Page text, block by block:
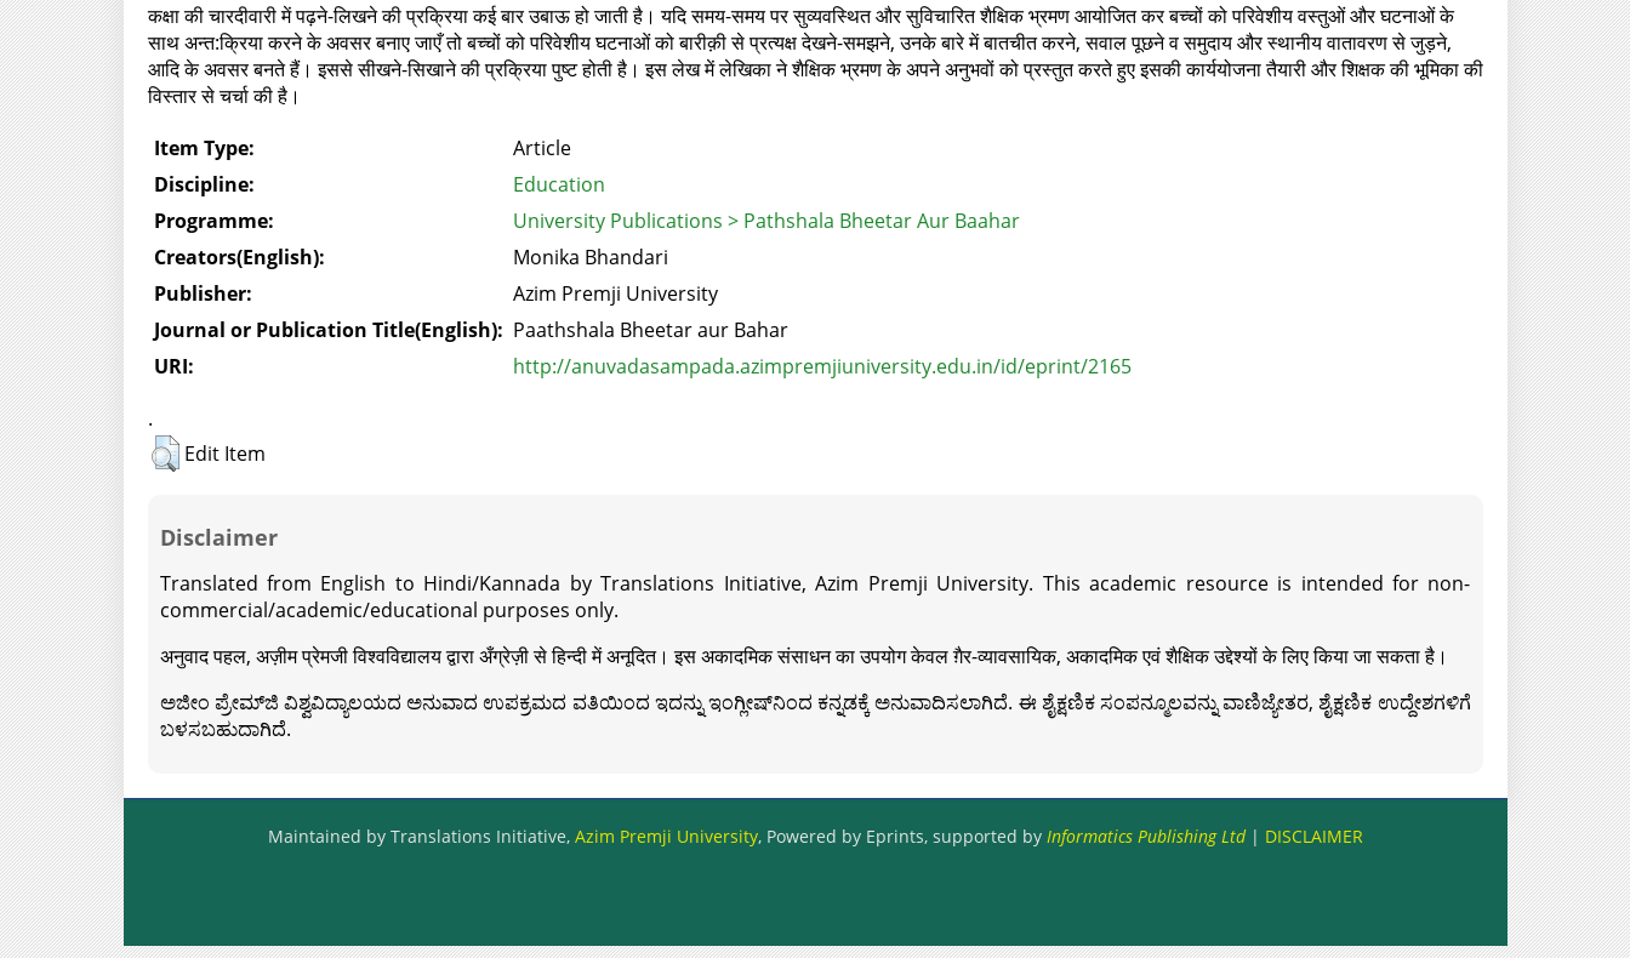
कक्षा की चारदीवारी में पढ़ने-लिखने की प्रक्रिया कई बार उबाऊ हो जाती है। यदि समय-समय पर सुव्यवस्थित और सुविचारित शैक्षिक भ्रमण आयोजित कर बच्चों को परिवेशीय वस्तुओं और घटनाओं के
साथ अन्त:क्रिया करने के अवसर बनाए जाएँ तो बच्चों को परिवेशीय घटनाओं को बारीक़ी से प्रत्यक्ष देखने-समझने, उनके बारे में बातचीत करने, सवाल पूछने व समुदाय और स्थानीय वातावरण से जुड़ने,
आदि के अवसर बनते हैं। इससे सीखने-सिखाने की प्रक्रिया पुष्ट होती है। इस लेख में लेखिका ने शैक्षिक भ्रमण के अपने अनुभवों को प्रस्तुत करते हुए इसकी कार्ययोजना तैयारी और शिक्षक की भूमिका की
विस्तार से चर्चा की है।
Item Type:
Article
Discipline:
Education
Programme:
University Publications > Pathshala Bheetar Aur Baahar
Creators(English):
Monika Bhandari
Publisher:
Azim Premji University
Journal or Publication Title(English): Paathshala Bheetar aur Bahar
URI:
http://anuvadasampada.azimpremjiuniversity.edu.in/id/eprint/2165
.
Edit Item
Disclaimer
Translated from English to Hindi/Kannada by Translations Initiative, Azim Premji University. This academic resource is intended for non-
commercial/academic/educational purposes only.
अनुवाद पहल, अज़ीम प्रेमजी विश्वविद्यालय द्वारा अँग्रेज़ी से हिन्दी में अनूदित। इस अकादमिक संसाधन का उपयोग केवल ग़ैर-व्यावसायिक, अकादमिक एवं शैक्षिक उद्देश्यों के लिए किया जा सकता है।
ಅಜೀಂ ಪ್ರೇಮ್‍ಜಿ ವಿಶ್ವವಿದ್ಯಾಲಯದ ಅನುವಾದ ಉಪಕ್ರಮದ ವತಿಯಿಂದ ಇದನ್ನು ಇಂಗ್ಲೀಷ್‍ನಿಂದ ಕನ್ನಡಕ್ಕೆ ಅನುವಾದಿಸಲಾಗಿದೆ. ಈ ಶೈಕ್ಷಣಿಕ ಸಂಪನ್ಮೂಲವನ್ನು ವಾಣಿಜ್ಯೇತರ, ಶೈಕ್ಷಣಿಕ ಉದ್ದೇಶಗಳಿಗೆ
ಬಳಸಬಹುದಾಗಿದೆ.
Maintained by Translations Initiative, Azim Premji University, Powered by Eprints, supported by Informatics Publishing Ltd| DISCLAIMER